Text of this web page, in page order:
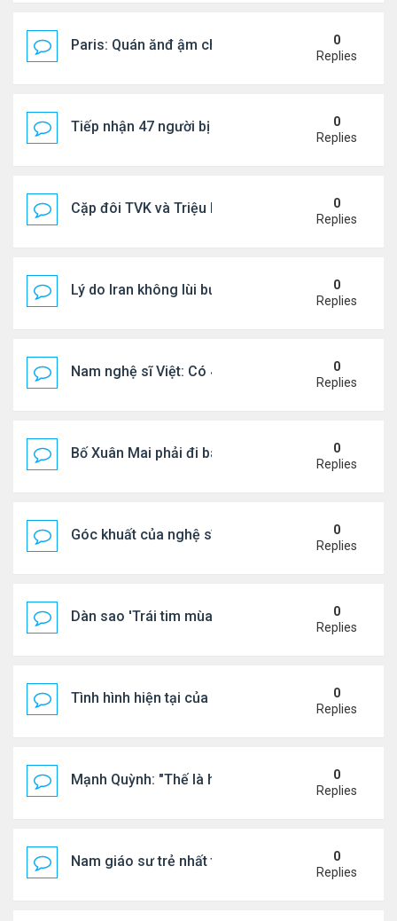
Paris: Quán ănđ ậm chất Việt đông kín khách chờ
0
Replies
Tiếp nhận 47 người bị Mỹ trục xuất, Công an
0
Replies
Cặp đôi TVK và Triệu Mẫn được yêu thích nhất
0
Replies
Lý do Iran không lùi bước trước lời đe dọa của
0
Replies
Nam nghệ sĩ Việt: Có 4 nhà ở Pháp, sống gần
0
Replies
Bố Xuân Mai phải đi bán cơm ở Mỹ
0
Replies
Góc khuất của nghệ sĩ Hoài Tâm
0
Replies
Dàn sao 'Trái tim mùa thu' sau 26 năm
0
Replies
Tình hình hiện tại của Quang Lê
0
Replies
Mạnh Quỳnh: "Thế là hết"
0
Replies
Nam giáo sư trẻ nhất thế giới ở tuổi 18
0
Replies